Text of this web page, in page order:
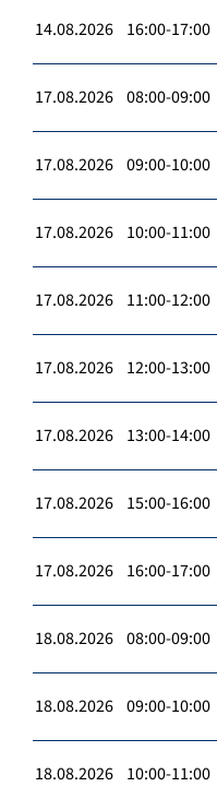
14.08.2026 16:00-17:00
17.08.2026 08:00-09:00
17.08.2026 09:00-10:00
17.08.2026 10:00-11:00
17.08.2026 11:00-12:00
17.08.2026 12:00-13:00
17.08.2026 13:00-14:00
17.08.2026 15:00-16:00
17.08.2026 16:00-17:00
18.08.2026 08:00-09:00
18.08.2026 09:00-10:00
18.08.2026 10:00-11:00